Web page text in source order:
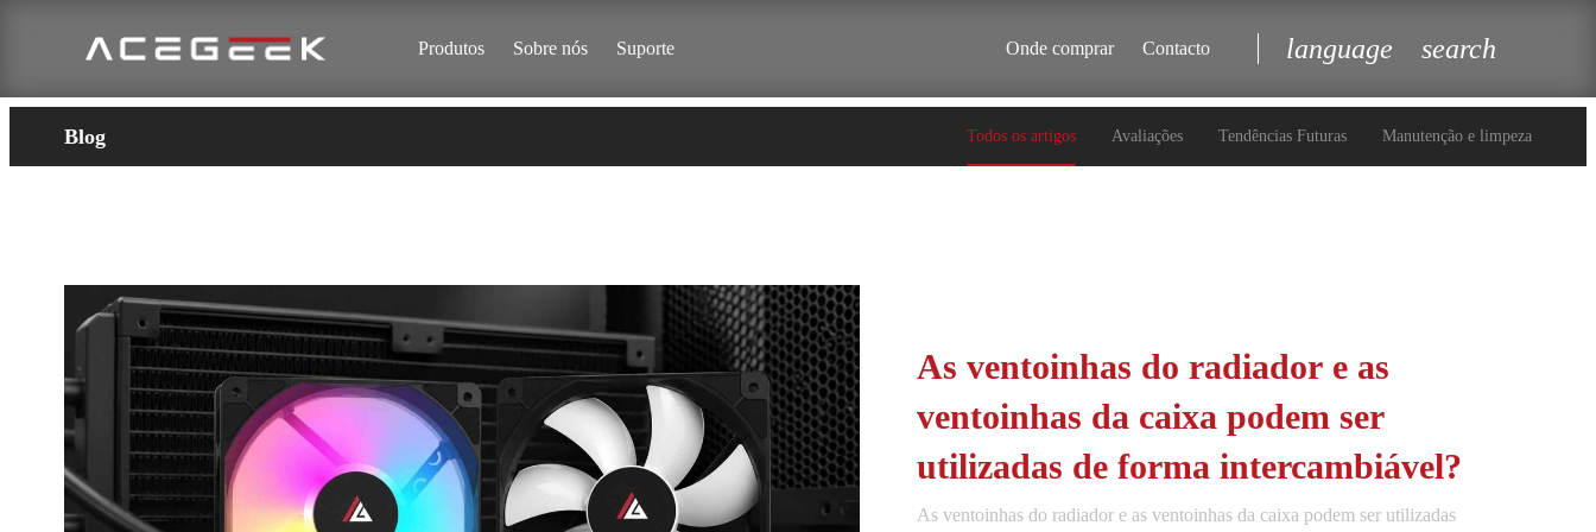
Produtos Sobre nós Suporte Onde comprar Contacto language search
Blog Todos os artigos Avaliações Tendências Futuras Manutenção e limpeza
As ventoinhas do radiador e as
ventoinhas da caixa podem ser
utilizadas de forma intercambiável?
As ventoinhas do radiador e as ventoinhas da caixa podem ser utilizadas